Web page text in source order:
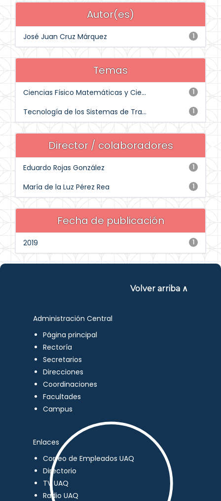
Autor(es)
1
José Juan Cruz Márquez
Temas
1
Ciencias Físico Matemáticas y Cie...
1
Tecnología de los Sistemas de Tra...
Director / colaboradores
1
Eduardo Rojas González
1
María de la Luz Pérez Rea
Fecha de publicación
1
2019
Volver arriba ∧
Administración Central
Página principal
Rectoría
Secretarios
Direcciones
Coordinaciones
Facultades
Campus
Enlaces
Correo de Empleados UAQ
Directorio
TV UAQ
Radio UAQ